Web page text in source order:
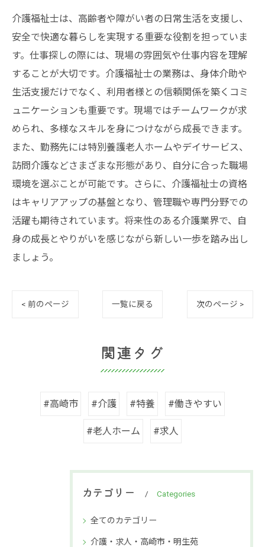
介護福祉士は、高齢者や障がい者の日常生活を支援し、
安全で快適な暮らしを実現する重要な役割を担っていま
す。仕事探しの際には、現場の雰囲気や仕事内容を理解
することが大切です。介護福祉士の業務は、身体介助や
生活支援だけでなく、利用者様との信頼関係を築くコミ
ュニケーションも重要です。現場ではチームワークが求
められ、多様なスキルを身につけながら成長できます。
また、勤務先には特別養護老人ホームやデイサービス、
訪問介護などさまざまな形態があり、自分に合った職場
環境を選ぶことが可能です。さらに、介護福祉士の資格
はキャリアアップの基盤となり、管理職や専門分野での
活躍も期待されています。将来性のある介護業界で、自
身の成長とやりがいを感じながら新しい一歩を踏み出し
ましょう。
< 前のページ 一覧に戻る 次のページ >
関連タグ
#高崎市 #介護 #特養 #働きやすい
#老人ホーム #求人
カテゴリー Categories
全てのカテゴリー
介護・求人・高崎市・明生苑